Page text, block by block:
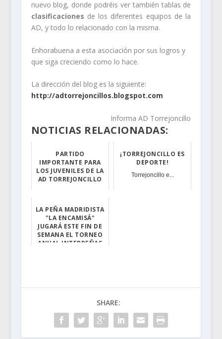
nuevo blog, donde podréis ver también tablas de
clasificaciones de los diferentes equipos de la
AD, y todo lo relacionado con la misma.
Enhorabuena a esta asociación por sus logros y
que siga creciendo como lo hace.
La dirección del blog es la siguiente:
http://adtorrejoncillos.blogspot.com
Informa AD Torrejoncillo
NOTICIAS RELACIONADAS:
PARTIDO
IMPORTANTE PARA
LOS JUVENILES DE LA
AD TORREJONCILLO
¡TORREJONCILLO ES
DEPORTE!
Torrejoncillo e...
LA PEÑA MADRIDISTA
"LA ENCAMISÁ"
JUGARÁ ESTE FIN DE
SEMANA EL TORNEO
ANUAL INTERPEÑAS
SHARE: